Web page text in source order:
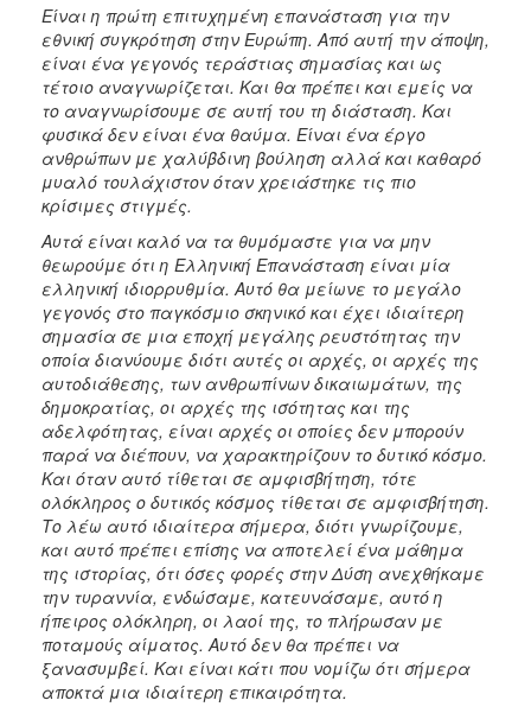
Είναι η πρώτη επιτυχημένη επανάσταση για την
εθνική συγκρότηση στην Ευρώπη. Από αυτή την άποψη,
είναι ένα γεγονός τεράστιας σημασίας και ως
τέτοιο αναγνωρίζεται. Και θα πρέπει και εμείς να
το αναγνωρίσουμε σε αυτή του τη διάσταση. Και
φυσικά δεν είναι ένα θαύμα. Είναι ένα έργο
ανθρώπων με χαλύβδινη βούληση αλλά και καθαρό
μυαλό τουλάχιστον όταν χρειάστηκε τις πιο
κρίσιμες στιγμές.
Αυτά είναι καλό να τα θυμόμαστε για να μην
θεωρούμε ότι η Ελληνική Επανάσταση είναι μία
ελληνική ιδιορρυθμία. Αυτό θα μείωνε το μεγάλο
γεγονός στο παγκόσμιο σκηνικό και έχει ιδιαίτερη
σημασία σε μια εποχή μεγάλης ρευστότητας την
οποία διανύουμε διότι αυτές οι αρχές, οι αρχές της
αυτοδιάθεσης, των ανθρωπίνων δικαιωμάτων, της
δημοκρατίας, οι αρχές της ισότητας και της
αδελφότητας, είναι αρχές οι οποίες δεν μπορούν
παρά να διέπουν, να χαρακτηρίζουν το δυτικό κόσμο.
Και όταν αυτό τίθεται σε αμφισβήτηση, τότε
ολόκληρος ο δυτικός κόσμος τίθεται σε αμφισβήτηση.
Το λέω αυτό ιδιαίτερα σήμερα, διότι γνωρίζουμε,
και αυτό πρέπει επίσης να αποτελεί ένα μάθημα
της ιστορίας, ότι όσες φορές στην Δύση ανεχθήκαμε
την τυραννία, ενδώσαμε, κατευνάσαμε, αυτό η
ήπειρος ολόκληρη, οι λαοί της, το πλήρωσαν με
ποταμούς αίματος. Αυτό δεν θα πρέπει να
ξανασυμβεί. Και είναι κάτι που νομίζω ότι σήμερα
αποκτά μια ιδιαίτερη επικαιρότητα.